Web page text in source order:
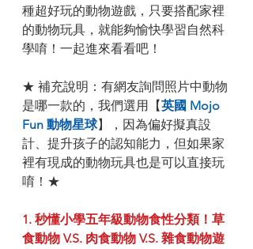
種超好玩的動物遊戲，只要搭配家裡
的動物玩具，就能夠愉快學習自然科
學唷！一起進來看看吧！
★ 補充說明：有網友詢問照片中動物
是哪一款的，我們選用【英國 Mojo
Fun 動物星球】，因為偏好擬真設
計、提升孩子的認知能力，但如果家
裡有現成的動物玩具也是可以直接玩
唷！★
1. 秒懂小學五年級動物食性分類！草
食動物 V.S. 肉食動物 V.S. 雜食動物遊